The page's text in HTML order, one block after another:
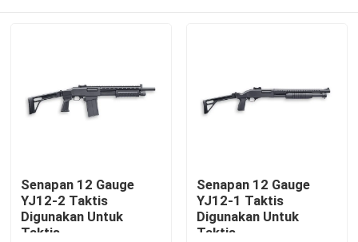
Senapan 12 Gauge
YJ12-2 Taktis
Digunakan Untuk
Taktis
Senapan 12 Gauge
YJ12-1 Taktis
Digunakan Untuk
Taktis